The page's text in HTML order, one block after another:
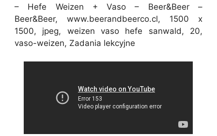
– Hefe Weizen + Vaso – Beer&Beer –
Beer&Beer, www.beerandbeerco.cl, 1500 x
1500, jpeg, weizen vaso hefe sanwald, 20,
vaso-weizen, Zadania lekcyjne